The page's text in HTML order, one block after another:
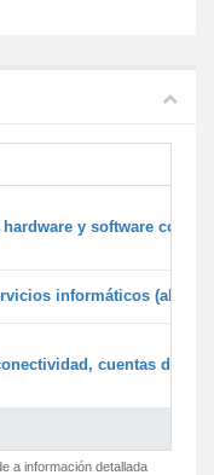
y software
informáticos
cuentas de
a información detallada